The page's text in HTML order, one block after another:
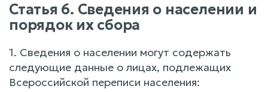
Статья 6. Сведения о населении и
порядок их сбора
1. Сведения о населении могут содержать
следующие данные о лицах, подлежащих
Всероссийской переписи населения: